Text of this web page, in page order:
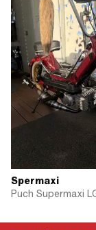
Spermaxi
Puch Supermaxi